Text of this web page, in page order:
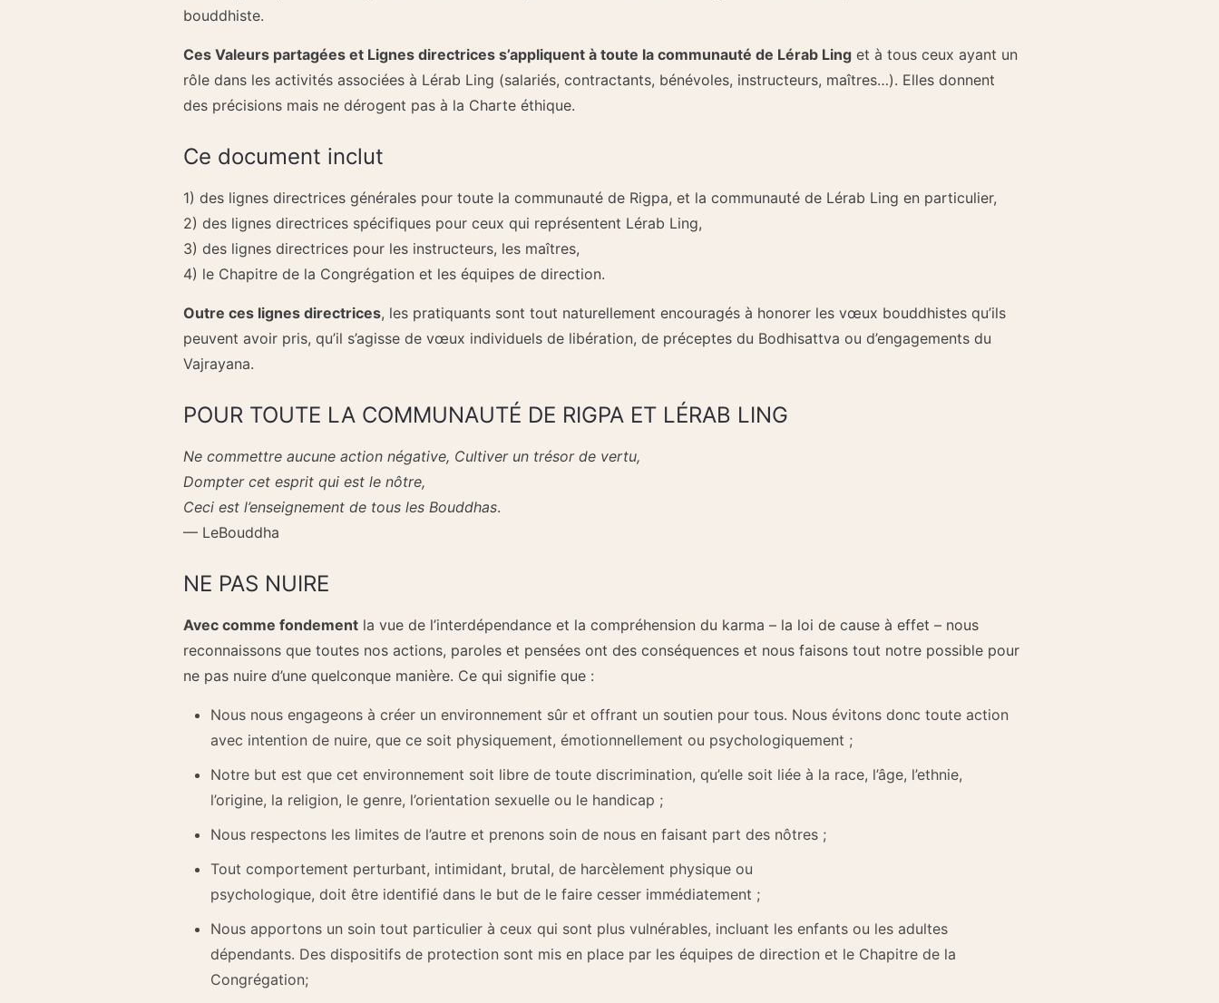
bouddhiste.
Ces Valeurs partagées et Lignes directrices s’appliquent à toute la communauté de Lérab Linget à tous ceux ayant un
rôle dans les activités associées à Lérab Ling (salariés, contractants, bénévoles, instructeurs, maîtres…). Elles donnent
des précisions mais ne dérogent pas à la Charte éthique.
Ce document inclut
1) des lignes directrices générales pour toute la communauté de Rigpa, et la communauté de Lérab Ling en particulier,
2) des lignes directrices spécifiques pour ceux qui représentent Lérab Ling,
3) des lignes directrices pour les instructeurs, les maîtres,
4) le Chapitre de la Congrégation et les équipes de direction.
Outre ces lignes directrices, les pratiquants sont tout naturellement encouragés à honorer les vœux bouddhistes qu’ils
peuvent avoir pris, qu’il s’agisse de vœux individuels de libération, de préceptes du Bodhisattva ou d’engagements du
Vajrayana.
POUR TOUTE LA COMMUNAUTÉ DE RIGPA ET LÉRAB LING
Ne commettre aucune action négative, Cultiver un trésor de vertu,
Dompter cet esprit qui est le nôtre,
Ceci est l’enseignement de tous les Bouddhas.
— LeBouddha
NE PAS NUIRE
Avec comme fondementla vue de l’interdépendance et la compréhension du karma – la loi de cause à effet – nous
reconnaissons que toutes nos actions, paroles et pensées ont des conséquences et nous faisons tout notre possible pour
ne pas nuire d’une quelconque manière. Ce qui signifie que :
Nous nous engageons à créer un environnement sûr et offrant un soutien pour tous. Nous évitons donc toute action
avec intention de nuire, que ce soit physiquement, émotionnellement ou psychologiquement ;
Notre but est que cet environnement soit libre de toute discrimination, qu’elle soit liée à la race, l’âge, l’ethnie,
l’origine, la religion, le genre, l’orientation sexuelle ou le handicap ;
Nous respectons les limites de l’autre et prenons soin de nous en faisant part des nôtres ;
Tout comportement perturbant, intimidant, brutal, de harcèlement physique ou
psychologique, doit être identifié dans le but de le faire cesser immédiatement ;
Nous apportons un soin tout particulier à ceux qui sont plus vulnérables, incluant les enfants ou les adultes
dépendants. Des dispositifs de protection sont mis en place par les équipes de direction et le Chapitre de la
Congrégation;